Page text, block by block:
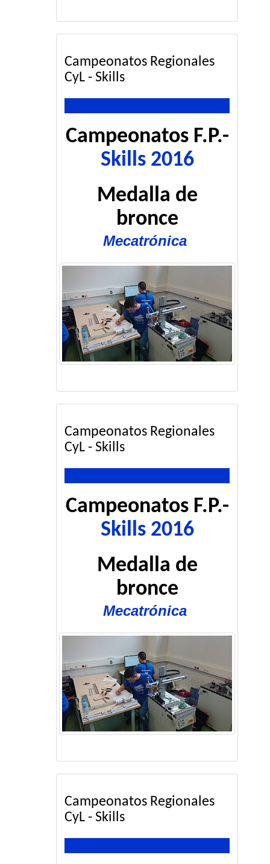
Campeonatos Regionales
CyL - Skills
Campeonatos F.P.-
Skills 2016
Medalla de
bronce
Mecatrónica
Campeonatos Regionales
CyL - Skills
Campeonatos F.P.-
Skills 2016
Medalla de
bronce
Mecatrónica
Campeonatos Regionales
CyL - Skills